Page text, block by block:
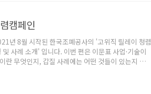
캠페인
년 8월 시작된 한국조폐공사의 '고위직 릴레이 청렴
사례 소개' 입니다. 이번 편은 이문표 사업·기술이
란 무엇인지, 갑질 사례에는 어떤 것들이 있는지 카